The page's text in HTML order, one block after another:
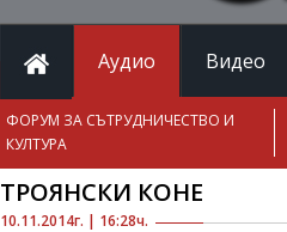
Аудио Видео
ФОРУМ ЗА СЪТРУДНИЧЕСТВО И
КУЛТУРА
10.11.2014г. | 16:28ч.
ТРОЯНСКИ КОНЕ